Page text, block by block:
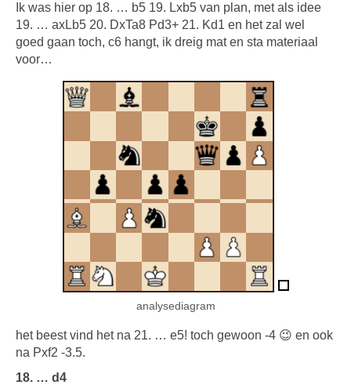
Ik was hier op 18. … b5 19. Lxb5 van plan, met als idee
19. … axLb5 20. DxTa8 Pd3+ 21. Kd1 en het zal wel
goed gaan toch, c6 hangt, ik dreig mat en sta materiaal
voor…
analysediagram
het beest vind het na 21. … e5! toch gewoon -4 😉 en ook
na Pxf2 -3.5.
18. … d4